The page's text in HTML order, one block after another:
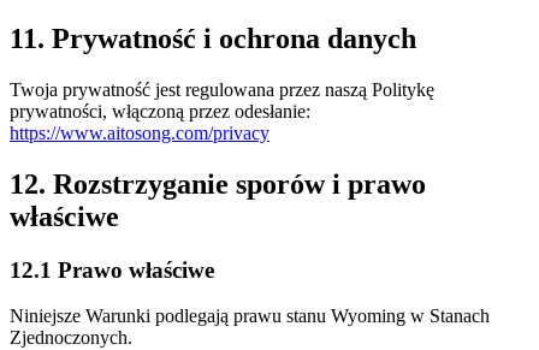
11. Prywatność i ochrona danych
Twoja prywatność jest regulowana przez naszą Politykę
prywatności, włączoną przez odesłanie:
https://www.aitosong.com/privacy
12. Rozstrzyganie sporów i prawo
właściwe
12.1 Prawo właściwe
Niniejsze Warunki podlegają prawu stanu Wyoming w Stanach
Zjednoczonych.